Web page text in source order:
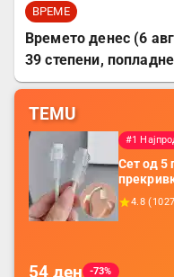
ВРЕМЕ
Времето денес (6
39 степени,
TEMU
#1
Сет од 5
4.8 (
54 ден
-73%